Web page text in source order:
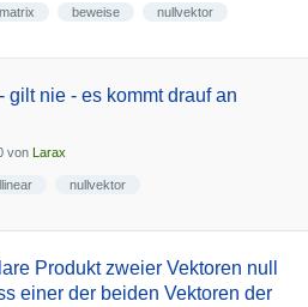
matrix beweise nullvektor
gilt nie - es kommt drauf an
von Larax
nullvektor
Produkt zweier Vektoren null
einer der beiden Vektoren der